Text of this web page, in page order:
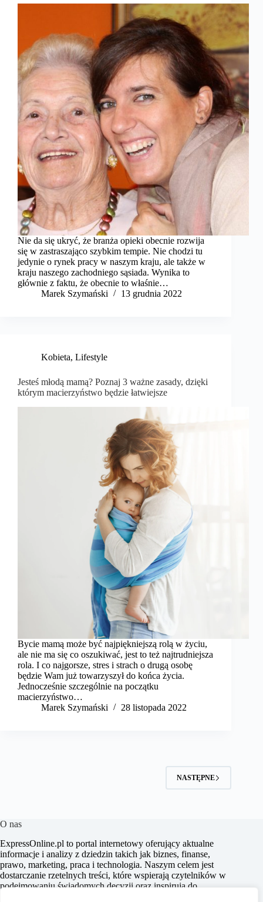
Nie da się ukryć, że branża opieki obecnie rozwija
się w zastraszająco szybkim tempie. Nie chodzi tu
jedynie o rynek pracy w naszym kraju, ale także w
kraju naszego zachodniego sąsiada. Wynika to
głównie z faktu, że obecnie to właśnie…
Marek Szymański​
13 grudnia 2022
Kobieta, Lifestyle
Jesteś młodą mamą? Poznaj 3 ważne zasady, dzięki
którym macierzyństwo będzie łatwiejsze
Bycie mamą może być najpiękniejszą rolą w życiu,
ale nie ma się co oszukiwać, jest to też najtrudniejsza
rola. I co najgorsze, stres i strach o drugą osobę
będzie Wam już towarzyszył do końca życia.
Jednocześnie szczególnie na początku
macierzyństwo…
Marek Szymański​
28 listopada 2022
NASTĘPNE
O nas
ExpressOnline.pl to portal internetowy oferujący aktualne
informacje i analizy z dziedzin takich jak biznes, finanse,
prawo, marketing, praca i technologia. Naszym celem jest
dostarczanie rzetelnych treści, które wspierają czytelników w
podejmowaniu świadomych decyzji oraz inspirują do